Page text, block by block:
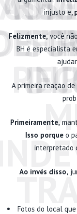
injusto e,
Felizmente, você
BH é especialista
A primeira reação
Primeiramente,
Isso porque o
interpretado
Ao invés disso,
Fotos do local